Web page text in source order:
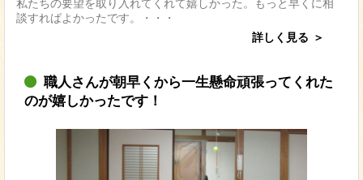
私たちの要望を取り入れてくれて嬉しかった。もっと早くに相
談すればよかったです。・・・
詳しく見る
職人さんが朝早くから一生懸命頑張ってくれた
のが嬉しかったです！